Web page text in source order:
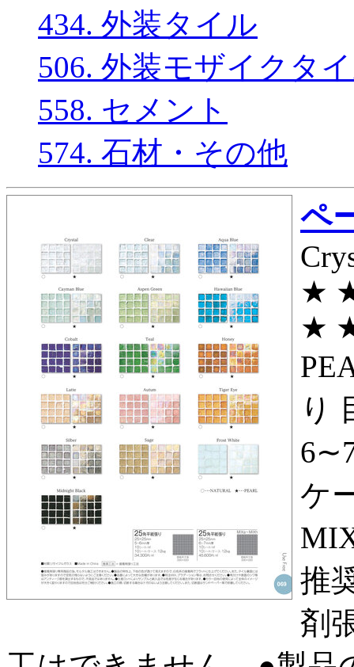
434. 外装タイル
506. 外装モザイクタ
558. セメント
574. 石材・その他
ペ
★
★
り
ケ
推
剤